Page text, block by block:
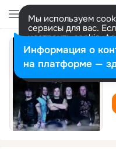
Мы используем
сервисы для вас.
настроить cookie-
представитель.
Разрешить все
Информация о
на платформе —